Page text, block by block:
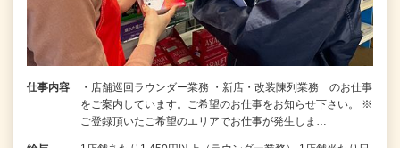
仕事内容
・店舗巡回ラウンダー業務 ・新店・改装陳列業務 のお仕事
をご案内しています。ご希望のお仕事をお知らせ下さい。 ※
ご登録頂いたご希望のエリアでお仕事が発生しま…